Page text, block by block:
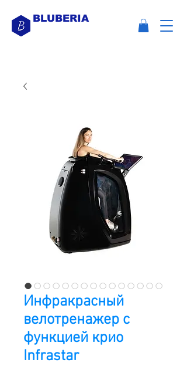
BLUBERIA
Инфракрасный
велотренажер с
функцией крио
Infrastar